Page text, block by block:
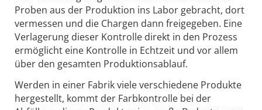
Proben aus der Produktion ins Labor gebracht, dort
vermessen und die Chargen dann freigegeben. Eine
Verlagerung dieser Kontrolle direkt in den Prozess
ermöglicht eine Kontrolle in Echtzeit und vor allem
über den gesamten Produktionsablauf.
Werden in einer Fabrik viele verschiedene Produkte
hergestellt, kommt der Farbkontrolle bei der